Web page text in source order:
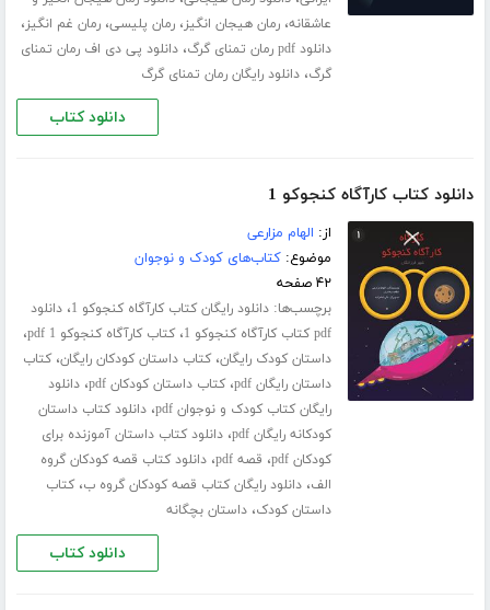
عاشقانه،رمان هیجان انگیز،رمان پلیسی،رمان غم انگیز،
دانلود pdf رمان تمنای گرگ ،دانلود پی دی اف رمان تمنای
گرگ،دانلود رایگان رمان تمنای گرگ
دانلود کتاب
دانلود کتاب کارآگاه کنجوکو 1
از: الهام مزارعی
موضوع:کتاب‌های کودک و نوجوان
۴۲ صفحه
برچسب‌ها:دانلود رایگان کتاب کارآگاه کنجوکو 1 ،دانلود
pdf کتاب کارآگاه کنجوکو 1
،کتاب کارآگاه کنجوکو 1 pdf ،
داستان کودک رایگان،کتاب داستان کودکان رایگان،کتاب
داستان رایگان pdf
،کتاب داستان کودکان pdf ،دانلود
رایگان کتاب کودک و نوجوان pdf
،دانلود کتاب داستان
کودکانه رایگان pdf
،دانلود کتاب داستان آموزنده برای
کودکان pdf
، قصه pdf ،دانلود کتاب قصه کودکان گروه
الف،دانلود رایگان کتاب قصه کودکان گروه ب،کتاب
داستان کودک،داستان بچگانه
دانلود کتاب